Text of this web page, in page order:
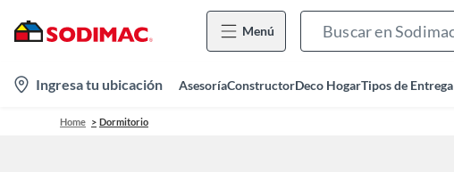
Menú
location-
icon
Ingresa tu ubicación AsesoríaConstructorDeco HogarTipos de Entrega
Home Dormitorio